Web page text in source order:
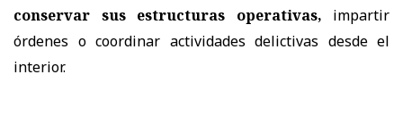
conservar sus estructuras operativas, impartir
órdenes o coordinar actividades delictivas desde el
interior.